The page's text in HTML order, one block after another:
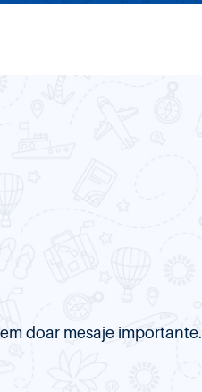
doar mesaje importante.